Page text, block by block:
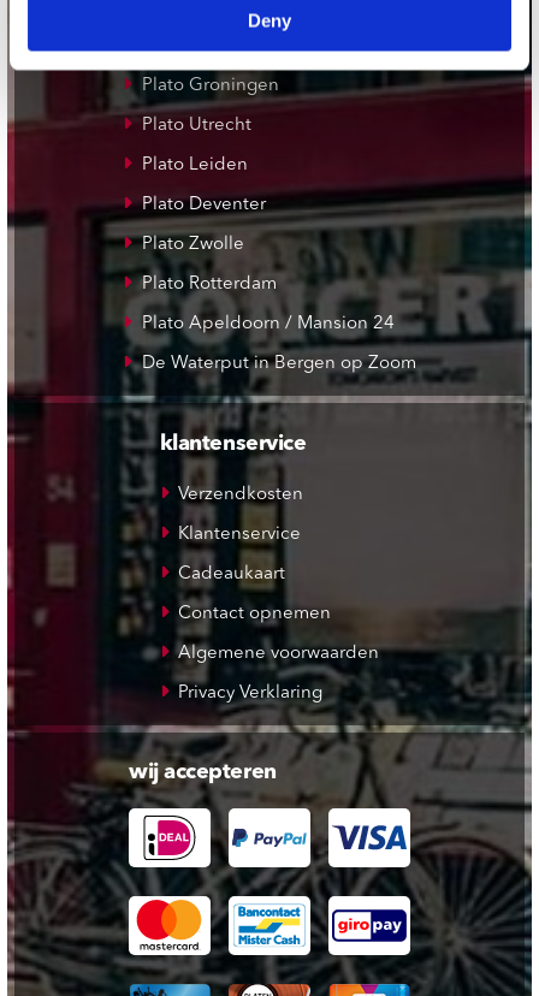
Deny
Record Mania Amsterdam
Plato Groningen
Plato Utrecht
Plato Leiden
Plato Deventer
Plato Zwolle
Plato Rotterdam
Plato Apeldoorn / Mansion 24
De Waterput in Bergen op Zoom
klantenservice
Verzendkosten
Klantenservice
Cadeaukaart
Contact opnemen
Algemene voorwaarden
Privacy Verklaring
wij accepteren